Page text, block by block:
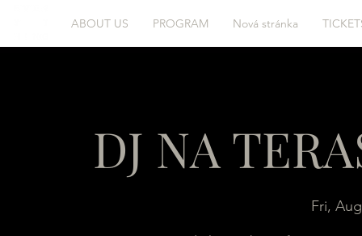
ABOUT US PROGRAM Nová stránka
DJ NA
Fri,